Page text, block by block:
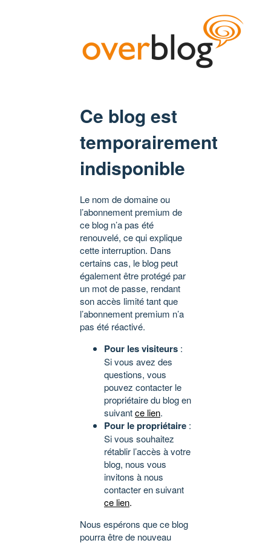
Ce blog est
temporairement
indisponible
Le nom de domaine ou
l’abonnement premium de
ce blog n’a pas été
renouvelé, ce qui explique
cette interruption. Dans
certains cas, le blog peut
également être protégé par
un mot de passe, rendant
son accès limité tant que
l’abonnement premium n’a
pas été réactivé.
Pour les visiteurs :
Si vous avez des
questions, vous
pouvez contacter le
propriétaire du blog en
suivantce lien.
Pour le propriétaire :
Si vous souhaitez
rétablir l’accès à votre
blog, nous vous
invitons à nous
contacter en suivant
ce lien.
Nous espérons que ce blog
pourra être de nouveau